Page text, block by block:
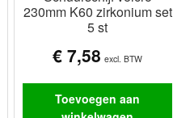
230mm K60 zirkonium set
5 st
€ 7,58 excl. BTW
Toevoegen aan